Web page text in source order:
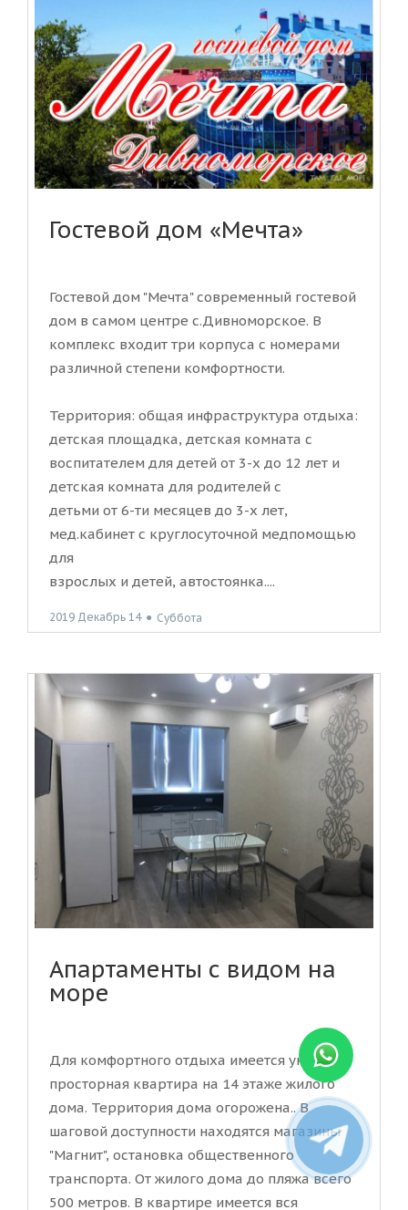
Гостевой дом «Мечта»
Гостевой дом "Мечта" современный гостевой
дом в самом центре c.Дивноморское. В
комплекс входит три корпуса с номерами
различной степени комфортности.
Территория: общая инфраструктура отдыха:
детская площадка, детская комната с
воспитателем для детей от 3-х до 12 лет и
детская комната для родителей с
детьми от 6-ти месяцев до 3-х лет,
мед.кабинет с круглосуточной медпомощью
для
взрослых и детей, автостоянка....
2019 Декабрь 14 ● Суббота
Апартаменты с видом на
море
Для комфортного отдыха имеется уютная,
просторная квартира на 14 этаже жилого
дома. Территория дома огорожена.. В
шаговой доступности находятся магазины
"Магнит", остановка общественного
транспорта. От жилого дома до пляжа всего
500 метров. В квартире имеется вся